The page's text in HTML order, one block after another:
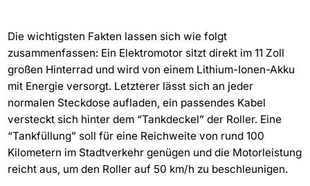
Die wichtigsten Fakten lassen sich wie folgt
zusammenfassen: Ein Elektromotor sitzt direkt im 11 Zoll
großen Hinterrad und wird von einem Lithium-Ionen-Akku
mit Energie versorgt. Letzterer lässt sich an jeder
normalen Steckdose aufladen, ein passendes Kabel
versteckt sich hinter dem “Tankdeckel” der Roller. Eine
“Tankfüllung” soll für eine Reichweite von rund 100
Kilometern im Stadtverkehr genügen und die Motorleistung
reicht aus, um den Roller auf 50 km/h zu beschleunigen.